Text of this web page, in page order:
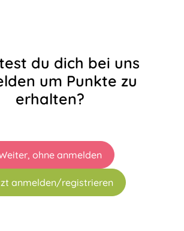
du dich bei uns
um Punkte zu
erhalten?
ohne anmelden
anmelden/registrieren